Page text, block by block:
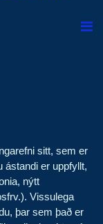
sitt, sem er
ástandi er uppfyllt,
nýtt
Vissulega
þar sem það er